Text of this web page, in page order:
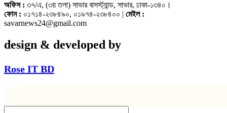
অফিস : ৩৭/এ, (৩য় তলা) সাভার বাসস্ট্যান্ড, সাভার, ঢাকা-১৩৪০।
ফোন : ০১৭১৪-২৩৮৪৯০, ০১৯৭৪-২৩৮৪০০ | মেইল :
savarnews24@gmail.com
design & developed by
Rose IT BD